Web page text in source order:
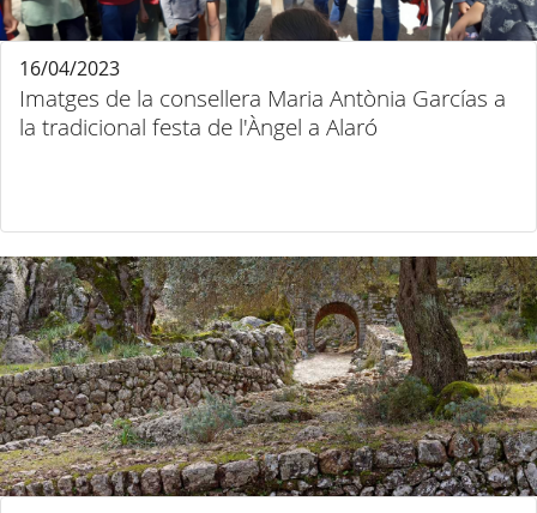
Imatges de la consellera Maria Antònia Garcías a
la tradicional festa de l'Àngel a Alaró
16/04/2023